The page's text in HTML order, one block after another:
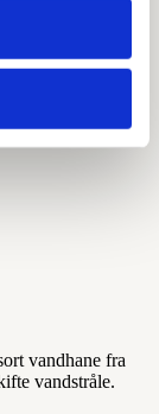
vandhane fra
vandstråle.